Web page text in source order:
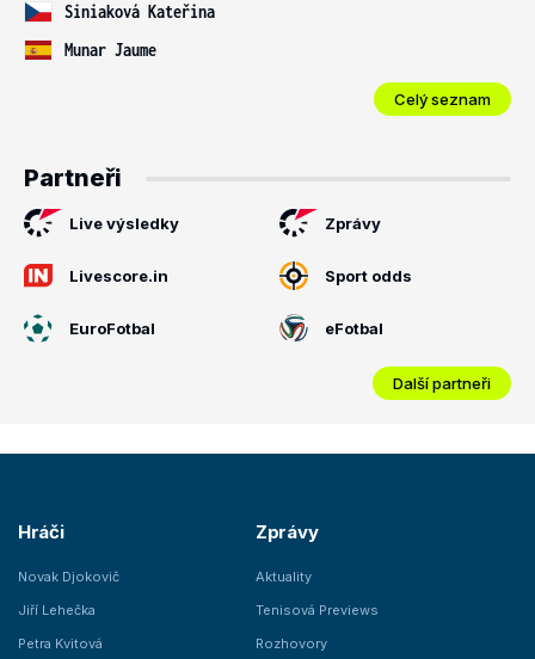
Siniaková Kateřina
Munar Jaume
Celý seznam
Partneři
Live výsledky Zprávy
Livescore.in Sport odds
EuroFotbal eFotbal
Další partneři
Hráči
Novak Djokovič
Jiří Lehečka
Petra Kvitová
Zprávy
Aktuality
Tenisová Previews
Rozhovory